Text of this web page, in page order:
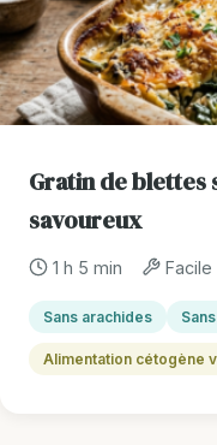
Gratin de blettes
savoureux
1 h 5 min Facile
Sans arachides
Alimentation cétogène